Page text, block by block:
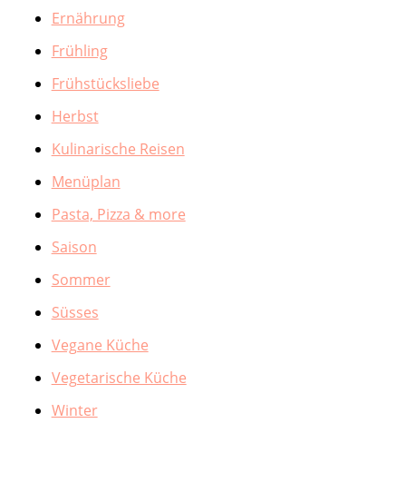
Ernährung
Frühling
Frühstücksliebe
Herbst
Kulinarische Reisen
Menüplan
Pasta, Pizza & more
Saison
Sommer
Süsses
Vegane Küche
Vegetarische Küche
Winter